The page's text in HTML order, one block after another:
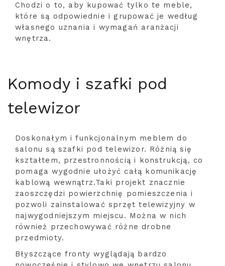
Chodzi o to, aby kupować tylko te meble,
które są odpowiednie i grupować je według
własnego uznania i wymagań aranżacji
wnętrza.
Komody i szafki pod
telewizor
Doskonałym i funkcjonalnym meblem do
salonu są szafki pod telewizor. Różnią się
kształtem, przestronnością i konstrukcją, co
pomaga wygodnie ułożyć całą komunikację
kablową wewnątrz.Taki projekt znacznie
zaoszczędzi powierzchnię pomieszczenia i
pozwoli zainstalować sprzęt telewizyjny w
najwygodniejszym miejscu. Można w nich
również przechowywać różne drobne
przedmioty.
Błyszczące fronty wyglądają bardzo